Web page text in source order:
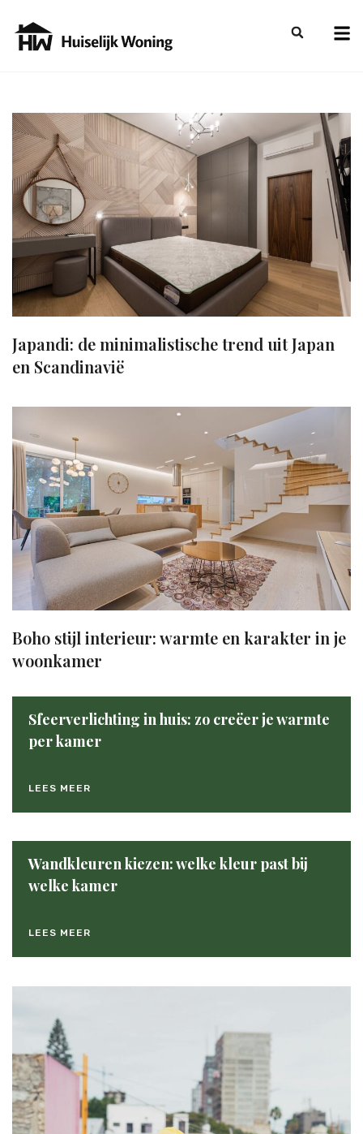
Japandi: de minimalistische trend uit Japan
en Scandinavië
Boho stijl interieur: warmte en karakter in je
woonkamer
Sfeerverlichting in huis: zo creëer je warmte
per kamer
LEES MEER
Wandkleuren kiezen: welke kleur past bij
welke kamer
LEES MEER